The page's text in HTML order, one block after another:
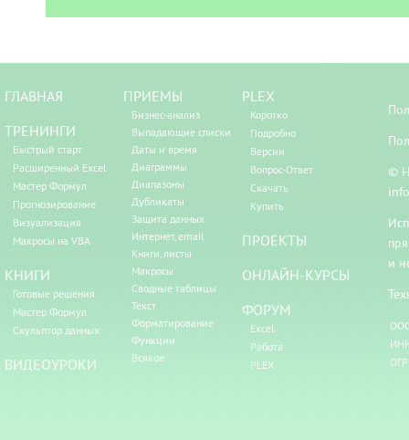
ГЛАВНАЯ
ТРЕНИНГИ
Быстрый старт
Расширенный Excel
Мастер Формул
Прогнозирование
Визуализация
Макросы на VBA
КНИГИ
Готовые решения
Мастер Формул
Скульптор данных
ВИДЕОУРОКИ
ПРИЕМЫ
Бизнес-анализ
Выпадающие списки
Даты и время
Диаграммы
Диапазоны
Дубликаты
Защита данных
Интернет, email
Книги, листы
Макросы
Сводные таблицы
Текст
Форматирование
Функции
Всякое
PLEX
Коротко
Подробно
Версии
Вопрос-Ответ
Скачать
Купить
ПРОЕКТЫ
ОНЛАЙН-КУРСЫ
ФОРУМ
Excel
Работа
PLEX
©
и